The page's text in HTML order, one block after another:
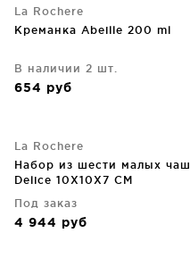
La Rochere
Креманка Abeille 200 ml
В наличии 2 шт.
654 руб
La Rochere
Набор из шести малых чаш
Delice 10X10X7 CM
Под заказ
4 944 руб